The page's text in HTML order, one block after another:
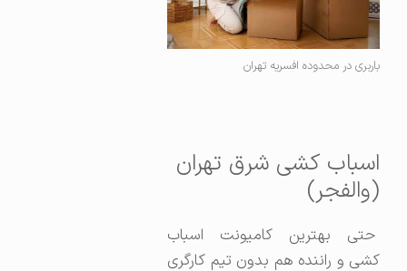
باربری در محدوده افسریه تهران
اسباب کشی شرق تهران
(والفجر)
حتی بهترین کامیونت اسباب
کشی و راننده هم بدون تیم کارگری